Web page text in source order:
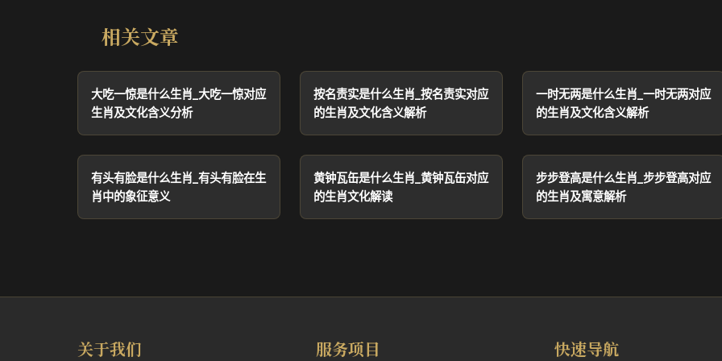
相关文章
大吃一惊是什么生肖_大吃一惊对应
生肖及文化含义分析
按名责实是什么生肖_按名责实对应
的生肖及文化含义解析
一时无两是什么生肖_一时无两对应
的生肖及文化含义解析
有头有脸是什么生肖_有头有脸在生
肖中的象征意义
黄钟瓦缶是什么生肖_黄钟瓦缶对应
的生肖文化解读
步步登高是什么生肖_步步登高对应
的生肖及寓意解析
关于我们 服务项目 快速导航